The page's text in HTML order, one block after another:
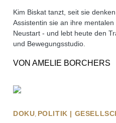
Kim Biskat tanzt, seit sie
Assistentin sie an ihre
Neustart - und lebt heute den
und Bewegungsstudio.
VON AMELIE BORCHERS
DOKU POLITIK |